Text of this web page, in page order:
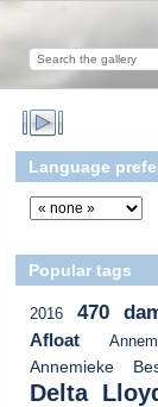
Language
Popular tags
2016 470
Afloat
Annemieke
Delta